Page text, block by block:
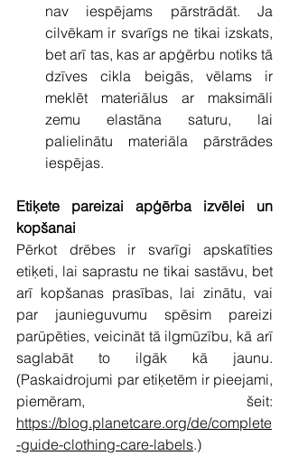
nav iespējams pārstrādāt. Ja
cilvēkam ir svarīgs ne tikai izskats,
bet arī tas, kas ar apģērbu notiks tā
dzīves cikla beigās, vēlams ir
meklēt materiālus ar maksimāli
zemu elastāna saturu, lai
palielinātu materiāla pārstrādes
iespējas.
Etiķete pareizai apģērba izvēlei un
kopšanai
Pērkot drēbes ir svarīgi apskatīties
etiķeti, lai saprastu ne tikai sastāvu, bet
arī kopšanas prasības, lai zinātu, vai
par jaunieguvumu spēsim pareizi
parūpēties, veicināt tā ilgmūzību, kā arī
saglabāt to ilgāk kā jaunu.
(Paskaidrojumi par etiķetēm ir pieejami,
https://blog.planetcare.org/de/complete
-guide-clothing-care-labels.)